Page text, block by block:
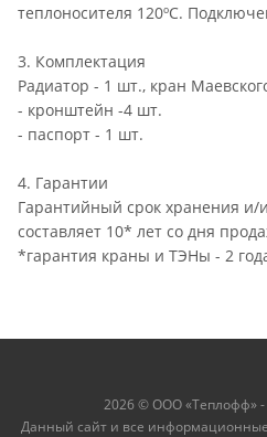
теплоносителя 120ºС.
3. Комплектация
Радиатор - 1 шт., кран
- кронштейн -4 шт.
- паспорт - 1 шт.
4. Гарантии
Гарантийный срок хранения и/
составляет 10* лет со дня
*гарантия краны и ТЭНы - 2
2026 © ООО «Теплофф» -
Данный сайт и все